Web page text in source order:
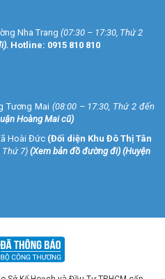
Nha Trang (07:30 – 17:30, Thứ 2
). Hotline: 0915 810 810
Tương Mai (08:00 – 17:30, Thứ 2 đến
Hoàng Mai cũ)
Hoài Đức (Đối diện Khu Đô Thị Tân
Thứ 7) (Xem bản đồ đường đi) (Huyện